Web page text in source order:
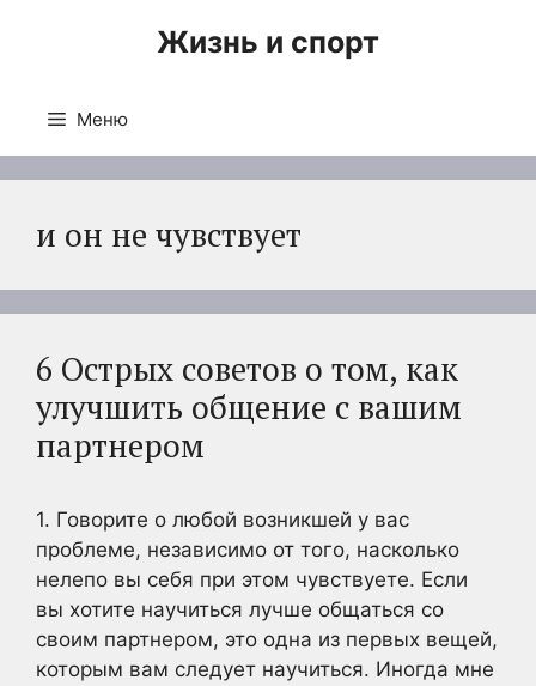
Жизнь и спорт
Меню
и он не чувствует
6 Острых советов о том, как
улучшить общение с вашим
партнером
1. Говорите о любой возникшей у вас
проблеме, независимо от того, насколько
нелепо вы себя при этом чувствуете. Если
вы хотите научиться лучше общаться со
своим партнером, это одна из первых вещей,
которым вам следует научиться. Иногда мне